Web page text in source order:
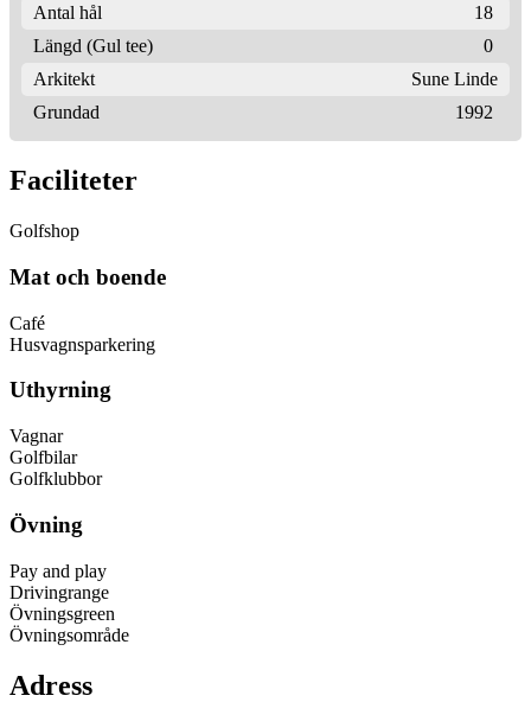
Antal hål
18
Längd (Gul tee)
0
Arkitekt
Sune Linde
Grundad
1992
Faciliteter
Golfshop
Mat och boende
Café
Husvagnsparkering
Uthyrning
Vagnar
Golfbilar
Golfklubbor
Övning
Pay and play
Drivingrange
Övningsgreen
Övningsområde
Adress